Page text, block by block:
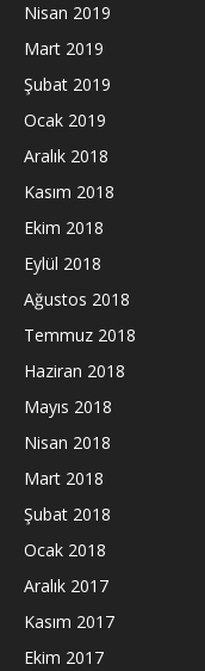
Nisan 2019
Mart 2019
Şubat 2019
Ocak 2019
Aralık 2018
Kasım 2018
Ekim 2018
Eylül 2018
Ağustos 2018
Temmuz 2018
Haziran 2018
Mayıs 2018
Nisan 2018
Mart 2018
Şubat 2018
Ocak 2018
Aralık 2017
Kasım 2017
Ekim 2017